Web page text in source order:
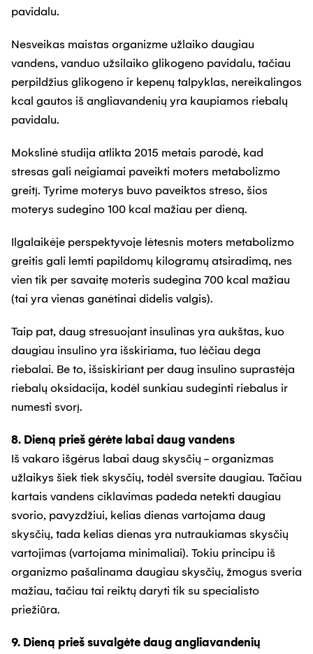
pavidalu.
Nesveikas maistas organizme užlaiko daugiau
vandens, vanduo užsilaiko glikogeno pavidalu, tačiau
perpildžius glikogeno ir kepenų talpyklas, nereikalingos
kcal gautos iš angliavandenių yra kaupiamos riebalų
pavidalu.
Mokslinė studija atlikta 2015 metais parodė, kad
stresas gali neigiamai paveikti moters metabolizmo
greitį. Tyrime moterys buvo paveiktos streso, šios
moterys sudegino 100 kcal mažiau per dieną.
Ilgalaikėje perspektyvoje lėtesnis moters metabolizmo
greitis gali lemti papildomų kilogramų atsiradimą, nes
vien tik per savaitę moteris sudegina 700 kcal mažiau
(tai yra vienas ganėtinai didelis valgis).
Taip pat, daug stresuojant insulinas yra aukštas, kuo
daugiau insulino yra išskiriama, tuo lėčiau dega
riebalai. Be to, išsiskiriant per daug insulino suprastėja
riebalų oksidacija, kodėl sunkiau sudeginti riebalus ir
numesti svorį.
8. Dieną prieš gėrėte labai daug vandens
Iš vakaro išgėrus labai daug skysčių - organizmas
užlaikys šiek tiek skysčių, todėl sversite daugiau. Tačiau
kartais vandens ciklavimas padeda netekti daugiau
svorio, pavyzdžiui, kelias dienas vartojama daug
skysčių, tada kelias dienas yra nutraukiamas skysčių
vartojimas (vartojama minimaliai). Tokiu principu iš
organizmo pašalinama daugiau skysčių, žmogus sveria
mažiau, tačiau tai reiktų daryti tik su specialisto
priežiūra.
9. Dieną prieš suvalgėte daug angliavandenių